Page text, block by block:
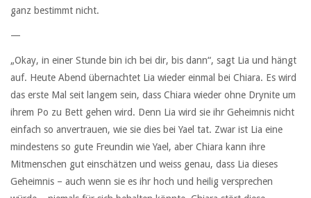
ganz bestimmt nicht.
—
„Okay, in einer Stunde bin ich bei dir, bis dann“, sagt Lia und hängt
auf. Heute Abend übernachtet Lia wieder einmal bei Chiara. Es wird
das erste Mal seit langem sein, dass Chiara wieder ohne Drynite um
ihrem Po zu Bett gehen wird. Denn Lia wird sie ihr Geheimnis nicht
einfach so anvertrauen, wie sie dies bei Yael tat. Zwar ist Lia eine
mindestens so gute Freundin wie Yael, aber Chiara kann ihre
Mitmenschen gut einschätzen und weiss genau, dass Lia dieses
Geheimnis – auch wenn sie es ihr hoch und heilig versprechen